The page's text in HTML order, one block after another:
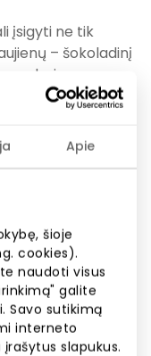
Apie
šioje
cookies).
naudoti visus
galite
Savo sutikimą
interneto
slapukus.
įsigyti ne tik
– šokoladinį
bei
naujiena –
be
supakuoti
būtų